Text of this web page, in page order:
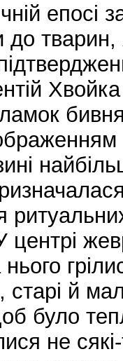
епосі
тварин,
Хвойка
центрі
й
було
не